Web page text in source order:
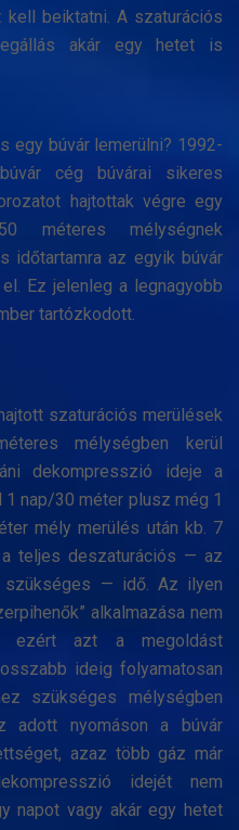
beiktatni. A szaturációs
akár egy hetet is
egy búvár lemerülni? 1992-
cég búvárai sikeres
hajtottak végre egy
méteres mélységnek
időtartamra az egyik búvár
Ez jelenleg a legnagyobb
tartózkodott.
szaturációs merülések
mélységben kerül
dekompresszió ideje a
nap/30 méter plusz még 1
mély merülés után kb. 7
teljes deszaturációs — az
szükséges — idő. Az ilyen
alkalmazása nem
ezért azt a megoldást
ideig folyamatosan
szükséges mélységben
adott nyomáson a búvár
azaz több gáz már
idejét nem
napot vagy akár egy hetet